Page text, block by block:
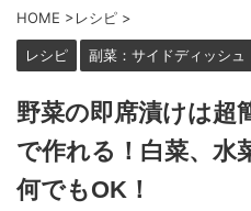
HOME >レシピ >
レシピ 副菜：サイドディッシュ
野菜の即席漬けは超
で作れる！白菜、水
何でもOK！